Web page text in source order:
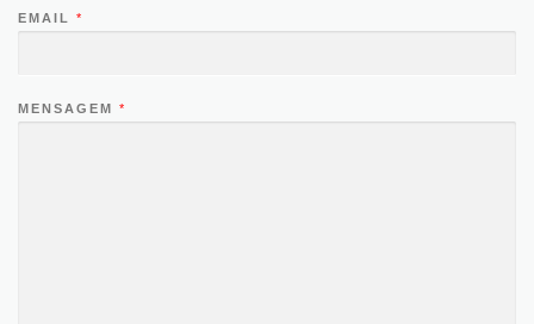
EMAIL *
MENSAGEM *